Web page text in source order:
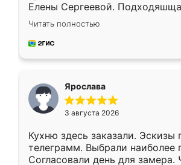
Елены Сергеевой.
короткие сроки изготовления.
для замера сотрудник
предложил по моему эскизу
Читать полностью
Ярослава
3 августа 2026
Кухню здесь заказали. Эскизы
телеграмм. Выбрали наиболее
Согласовали день для замера.